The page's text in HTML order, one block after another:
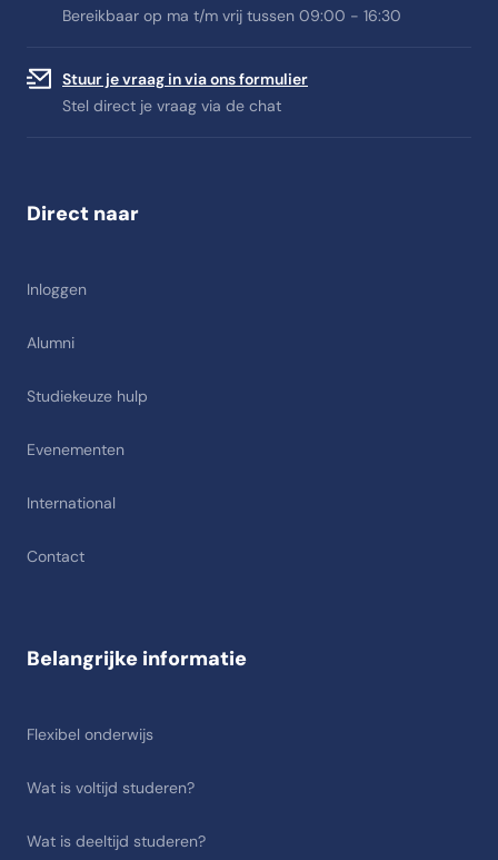
Bereikbaar op ma t/m vrij tussen 09:00 - 16:30
Stuur je vraag in via ons formulier
Stel direct je vraag via de chat
Direct naar
Inloggen
Alumni
Studiekeuze hulp
Evenementen
International
Contact
Belangrijke informatie
Flexibel onderwijs
Wat is voltijd studeren?
Wat is deeltijd studeren?